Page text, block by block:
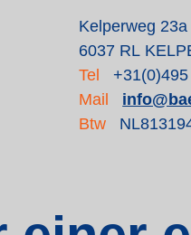
Kelperweg 23a
6037 RL
Tel
Mail
Btw